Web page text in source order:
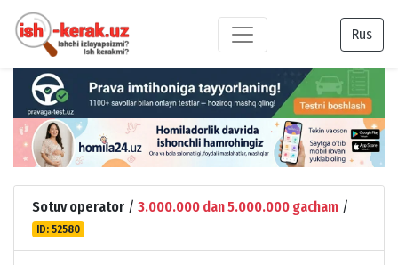
Rus
Sotuv operator / 3.000.000 dan 5.000.000 gacham /
ID: 52580